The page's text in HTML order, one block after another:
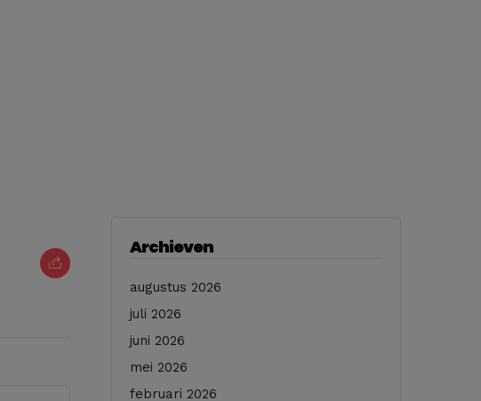
Archieven
augustus 2026
juli 2026
juni 2026
mei 2026
februari 2026